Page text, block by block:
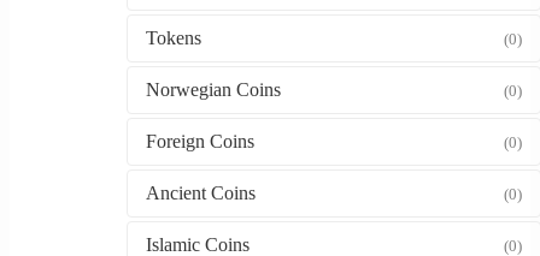
Tokens (0)
Norwegian Coins (0)
Foreign Coins (0)
Ancient Coins (0)
Islamic Coins (0)